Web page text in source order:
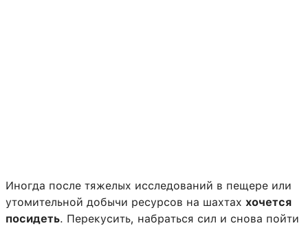
Иногда после тяжелых исследований в пещере или
утомительной добычи ресурсов на шахтах хочется
посидеть. Перекусить, набраться сил и снова пойти